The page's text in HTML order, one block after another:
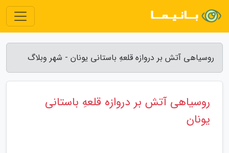
روسیاهی آتش بر دروازه قلعهِ باستانی یونان - شهر وبلاگ
روسیاهی آتش بر دروازه قلعهِ باستانی
یونان